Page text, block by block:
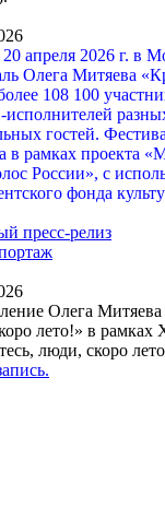
апреля 2026 г. в
Олега Митяева
108 100
исполнителей
гостей.
в рамках проекта
России», с
фонда
пресс-релиз
Олега Митяева
лето!» в рамках
люди, скоро